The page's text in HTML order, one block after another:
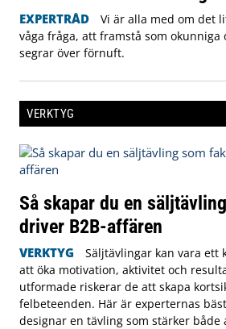
EXPERTRÅD
Vi är alla med om det
våga fråga, att framstå som okunniga
segrar över förnuft.
VERKTYG
Så skapar du en
driver B2B-affären
VERKTYG
Säljtävlingar kan vara ett
att öka motivation, aktivitet och
utformade riskerar de att skapa
felbeteenden. Här är experternas
designar en tävling som stärker både